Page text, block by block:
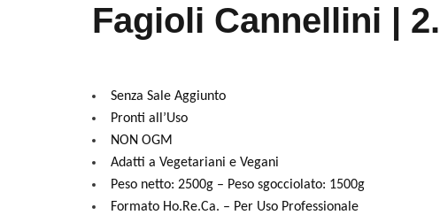
Fagioli Cannellini |
Senza Sale Aggiunto
Pronti all’Uso
NON OGM
Adatti a Vegetariani e Vegani
Peso netto: 2500g – Peso sgocciolato: 1500g
Formato Ho.Re.Ca. – Per Uso Professionale